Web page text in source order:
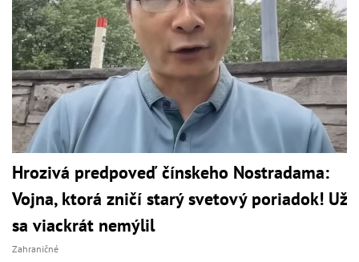
Hrozivá predpoveď čínskeho Nostradama:
Vojna, ktorá zničí starý svetový poriadok! Už
sa viackrát nemýlil
Zahraničné